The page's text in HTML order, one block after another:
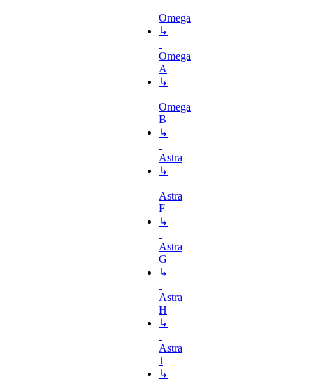
Omega
↳
Omega
A
↳
Omega
B
↳
Astra
↳
Astra
F
↳
Astra
G
↳
Astra
H
↳
Astra
J
↳